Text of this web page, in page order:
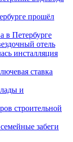
прошёл
в Петербурге
отель
инсталляция
ставка
и
строительной
забеги